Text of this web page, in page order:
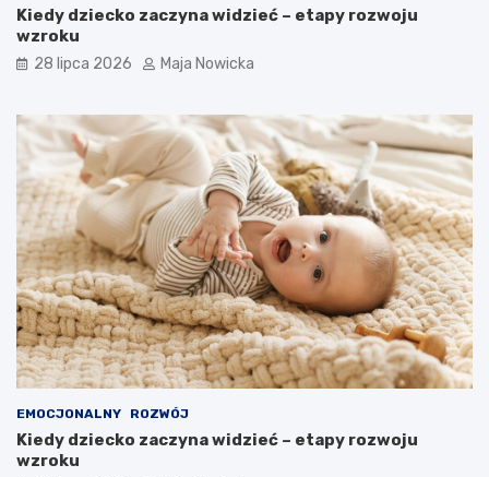
Kiedy dziecko zaczyna widzieć – etapy rozwoju
wzroku
28 lipca 2026 Maja Nowicka
EMOCJONALNY ROZWÓJ
Kiedy dziecko zaczyna widzieć – etapy rozwoju
wzroku